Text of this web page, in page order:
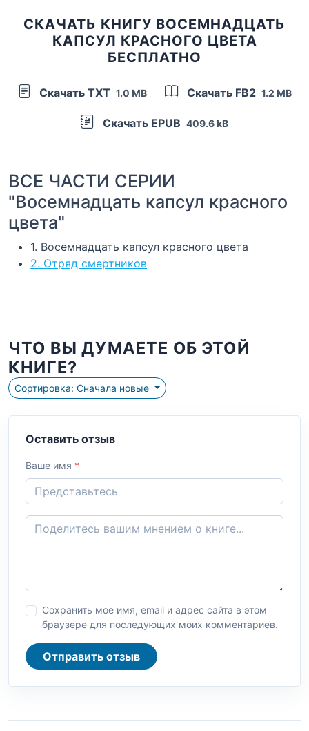
СКАЧАТЬ КНИГУ ВОСЕМНАДЦАТЬ
КАПСУЛ КРАСНОГО ЦВЕТА
БЕСПЛАТНО
Скачать TXT 1.0 MB Скачать FB2 1.2 MB
Скачать EPUB 409.6 kB
ВСЕ ЧАСТИ СЕРИИ
"Восемнадцать капсул красного
цвета"
1. Восемнадцать капсул красного цвета
2. Отряд смертников
ЧТО ВЫ ДУМАЕТЕ ОБ ЭТОЙ
КНИГЕ?
Сортировка: Сначала новые
Оставить отзыв
Ваше имя *
Сохранить моё имя, email и адрес сайта в этом
браузере для последующих моих комментариев.
Отправить отзыв